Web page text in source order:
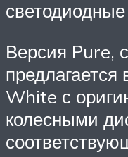
светодиодные
Версия Pure,
White с
колесными